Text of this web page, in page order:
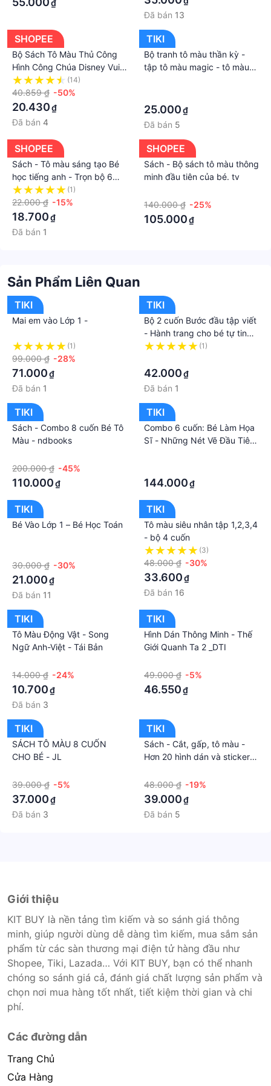
₫
Đã bán 13
SHOPEE
Bộ Sách Tô Màu Thủ Công
Hình Công Chúa Disney Vui
Nhộn Giáo Dục Cho Bé DIY
(14)
40.859 ₫ -50%
20.430₫
Đã bán 4
TIKI
Bộ tranh tô màu thần kỳ -
tập tô màu magic - tô màu
25.000₫
Đã bán 5
SHOPEE
Sách - Tô màu sáng tạo Bé
học tiếng anh - Trọn bộ 6
cuốn dành cho bé 3 - 6 tuổi
- Đinh Tị Books
(1)
22.000 ₫ -15%
18.700₫
Đã bán 1
SHOPEE
Sách - Bộ sách tô màu thông
minh đầu tiên của bé. tv
140.000 ₫ -25%
105.000₫
Sản Phẩm Liên Quan
TIKI
Mai em vào Lớp 1 -
(1)
99.000 ₫ -28%
71.000₫
Đã bán 1
TIKI
Bộ 2 cuốn Bước đầu tập viết
- Hành trang cho bé tự tin
vào lớp 1
(1)
42.000₫
Đã bán 1
TIKI
Sách - Combo 8 cuốn Bé Tô
Màu - ndbooks
200.000 ₫ -45%
110.000₫
TIKI
Combo 6 cuốn: Bé Làm Họa
Sĩ - Những Nét Vẽ Đầu Tiên
144.000₫
TIKI
Bé Vào Lớp 1 – Bé Học Toán
30.000 ₫ -30%
21.000₫
Đã bán 11
TIKI
Tô màu siêu nhân tập 1,2,3,4
- bộ 4 cuốn
(3)
48.000 ₫ -30%
33.600₫
Đã bán 16
TIKI
Tô Màu Động Vật - Song
Ngữ Anh-Việt - Tái Bản
14.000 ₫ -24%
10.700₫
Đã bán 3
TIKI
Hình Dán Thông Minh - Thế
Giới Quanh Ta 2 _DTI
49.000 ₫ -5%
46.550₫
TIKI
SÁCH TÔ MÀU 8 CUỐN
CHO BÉ - JL
39.000 ₫ -5%
37.000₫
Đã bán 3
TIKI
Sách - Cắt, gấp, tô màu -
Hơn 20 hình dán và sticker
9 tuổi - Bộ 3 cuốn - Đinh Tị
Books
48.000 ₫ -19%
39.000₫
Đã bán 5
Giới thiệu
KIT BUY là nền tảng tìm kiếm và so sánh giá thông
minh, giúp người dùng dễ dàng tìm kiếm, mua sắm sản
phẩm từ các sàn thương mại điện tử hàng đầu như
Shopee, Tiki, Lazada… Với KIT BUY, bạn có thể nhanh
chóng so sánh giá cả, đánh giá chất lượng sản phẩm và
chọn nơi mua hàng tốt nhất, tiết kiệm thời gian và chi
phí.
Các đường dẫn
Trang Chủ
Cửa Hàng